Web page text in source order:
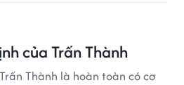
của Trấn Thành
Thành là hoàn toàn có cơ